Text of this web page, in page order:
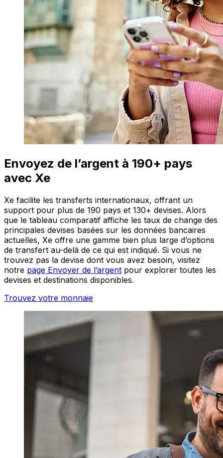
Envoyez de l’argent à 190+ pays
avec Xe
Xe facilite les transferts internationaux, offrant un
support pour plus de 190 pays et 130+ devises. Alors
que le tableau comparatif affiche les taux de change des
principales devises basées sur les données bancaires
actuelles, Xe offre une gamme bien plus large d’options
de transfert au-delà de ce qui est indiqué. Si vous ne
trouvez pas la devise dont vous avez besoin, visitez
notre page Envoyer de l’argent pour explorer toutes les
devises et destinations disponibles.
Trouvez votre monnaie